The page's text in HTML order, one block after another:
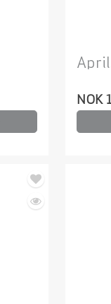
NOK